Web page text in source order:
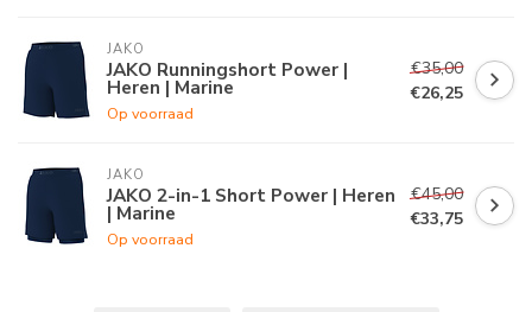
JAKO
JAKO Runningshort Power |
Heren | Marine
Op voorraad
€35,00
€26,25
JAKO
JAKO 2-in-1 Short Power | Heren
| Marine
Op voorraad
€45,00
€33,75